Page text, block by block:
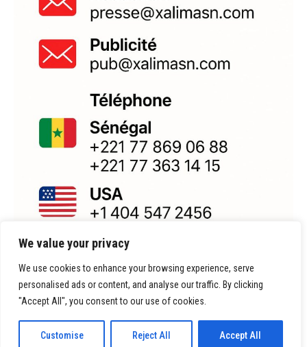
We value your privacy
We use cookies to enhance your browsing experience, serve
personalised ads or content, and analyse our traffic. By clicking
"Accept All", you consent to our use of cookies.
Customise Reject All Accept All